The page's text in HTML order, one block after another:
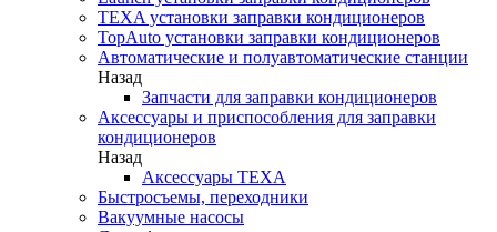
TEXA установки заправки кондиционеров
TopAuto установки заправки кондиционеров
Автоматические и полуавтоматические станции
Назад
Запчасти для заправки кондиционеров
Аксессуары и приспособления для заправки
кондиционеров
Назад
Аксессуары TEXA
Быстросъемы, переходники
Вакуумные насосы